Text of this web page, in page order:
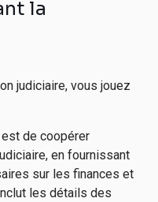
la
judiciaire, vous jouez
de coopérer
en fournissant
sur les finances et
les détails des